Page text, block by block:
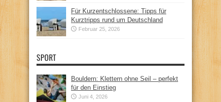
Für Kurzentschlossene: Tipps für
Kurztripps rund um Deutschland
Februar 25, 2026
SPORT
Bouldern: Klettern ohne Seil – perfekt
für den Einstieg
Juni 4, 2026